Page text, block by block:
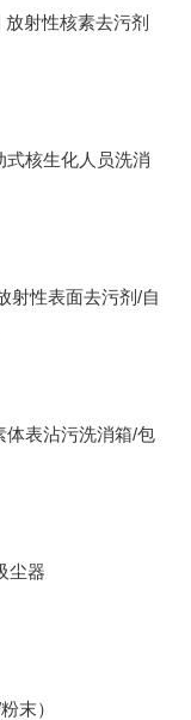
射性核素去污剂
式核生化人员洗消
射性表面去污剂/自
体表沾污洗消箱/包
尘器
末）